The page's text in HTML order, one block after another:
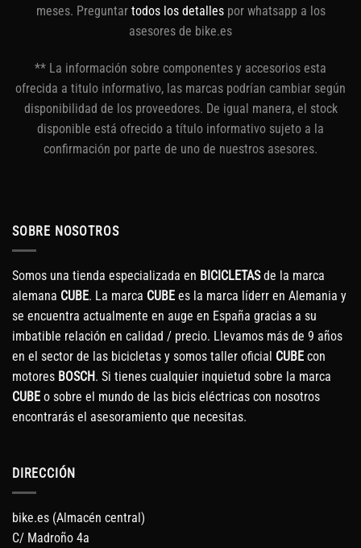
meses. Preguntar todos los detallespor whatsapp a los
asesores de bike.es
** La información sobre componentes y accesorios esta
ofrecida a titulo informativo, las marcas podrían cambiar según
disponibilidad de los proveedores. De igual manera, el stock
disponible está ofrecido a título informativo sujeto a la
confirmación por parte de uno de nuestros asesores.
SOBRE NOSOTROS
Somos una tienda especializada en BICICLETASde la marca
alemana CUBE. La marca CUBE es la marca líderr en Alemania y
se encuentra actualmente en auge en España gracias a su
imbatible relación en calidad / precio. Llevamos más de 9 años
en el sector de las bicicletas y somos taller oficial CUBE con
motores BOSCH. Si tienes cualquier inquietud sobre la marca
CUBE o sobre el mundo de las bicis eléctricas con nosotros
encontrarás el asesoramiento que necesitas.
DIRECCIÓN
bike.es (Almacén central)
C/ Madroño 4a